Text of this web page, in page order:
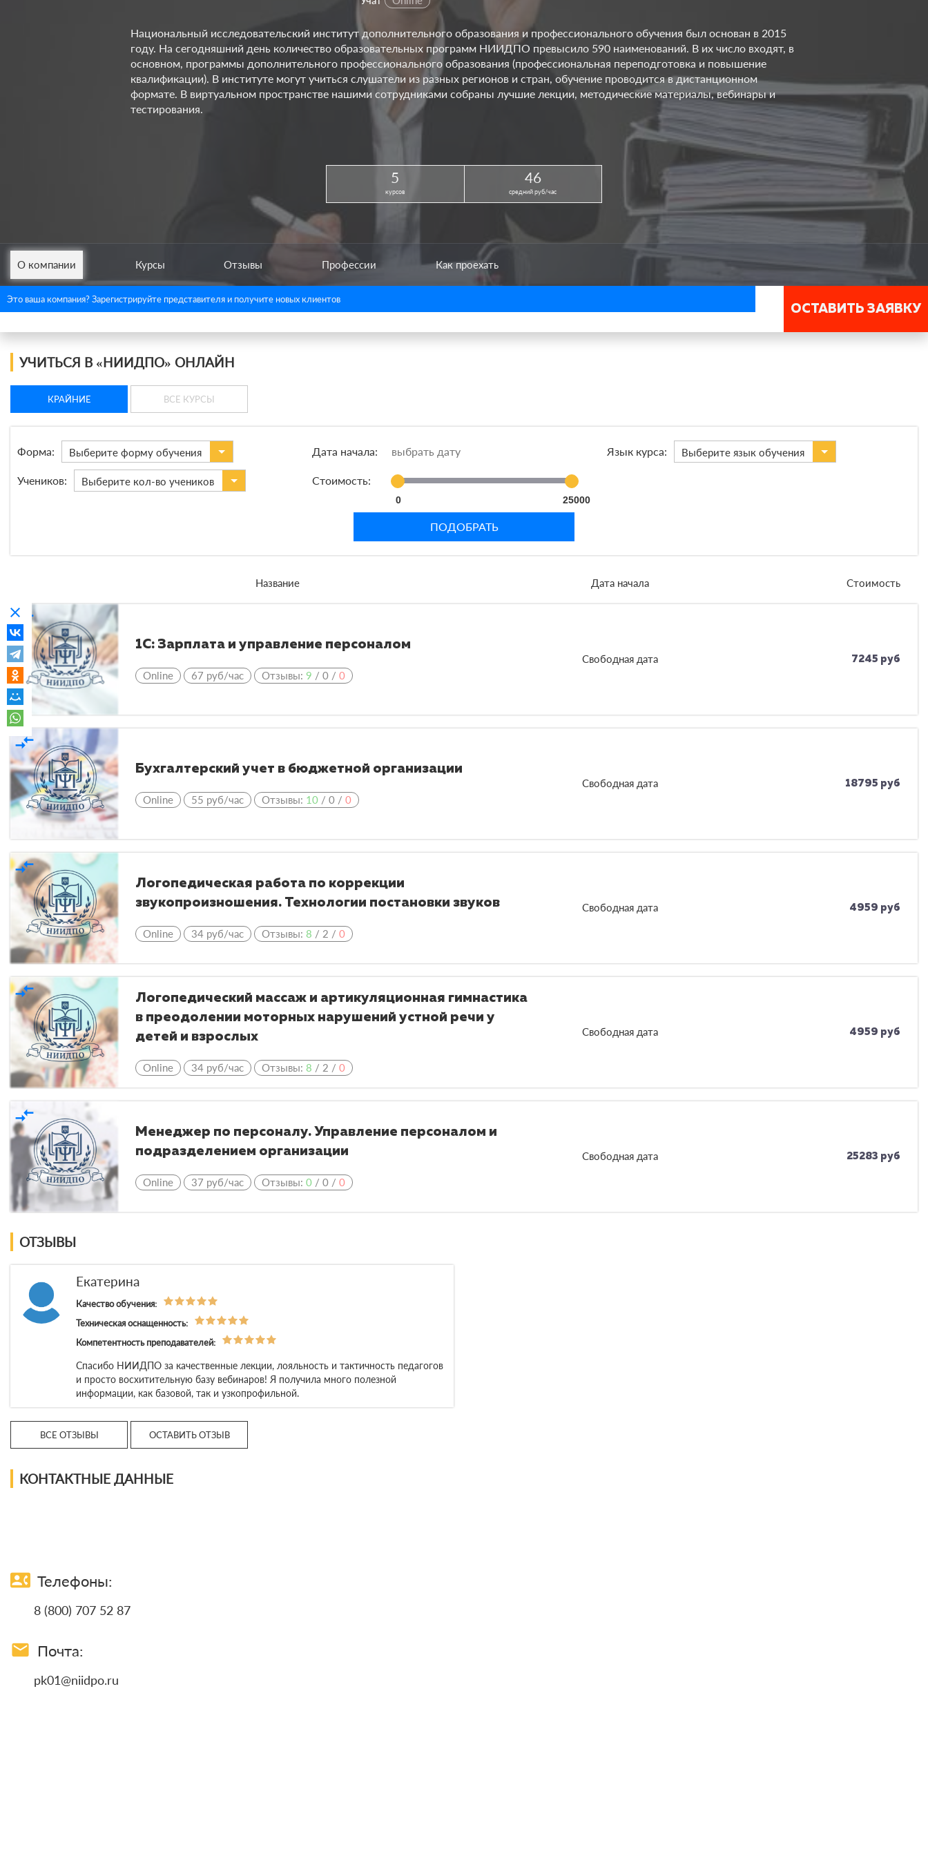
clear
Национальный исследовательский институт дополнительного образования и профессионального обучения был основан в 2015
году. На сегодняшний день количество образовательных программ НИИДПО превысило 590 наименований. В их число входят, в
основном, программы дополнительного профессионального образования (профессиональная переподготовка и повышение
квалификации). В институте могут учиться слушатели из разных регионов и стран, обучение проводится в дистанционном
формате. В виртуальном пространстве нашими сотрудниками собраны лучшие лекции, методические материалы, вебинары и
тестирования.
5
курсов
46
средний руб/час
О компании Курсы Отзывы Профессии Как проехать
УЧИТЬСЯ В «НИИДПО» ОНЛАЙН
КРАЙНИЕ ВСЕ КУРСЫ
Форма: Выберите форму обучения Дата начала: Язык курса: Выберите язык обучения
Учеников: Выберите кол-во учеников Стоимость:
0 25000
ПОДОБРАТЬ
Название Дата начала Стоимость
compare_arrows
1С: Зарплата и управление персоналом
Online 67 руб/час Отзывы: 9 / 0 / 0
Свободная дата 7245 руб
compare_arrows
Бухгалтерский учет в бюджетной организации
Online 55 руб/час Отзывы: 10 / 0 / 0
Свободная дата 18795 руб
compare_arrows
Логопедическая работа по коррекции
звукопроизношения. Технологии постановки звуков
Online 34 руб/час Отзывы: 8 / 2 / 0
Свободная дата 4959 руб
compare_arrows
Логопедический массаж и артикуляционная гимнастика
в преодолении моторных нарушений устной речи у
детей и взрослых
Online 34 руб/час Отзывы: 8 / 2 / 0
Свободная дата 4959 руб
compare_arrows
Менеджер по персоналу. Управление персоналом и
подразделением организации
Online 37 руб/час Отзывы: 0 / 0 / 0
Свободная дата 25283 руб
ОТЗЫВЫ
Екатерина
Качество обучения:
Техническая оснащенность:
Компетентность преподавателей:
Спасибо НИИДПО за качественные лекции, лояльность и тактичность педагогов
и просто восхитительную базу вебинаров! Я получила много полезной
информации, как базовой, так и узкопрофильной.
ВСЕ ОТЗЫВЫ ОСТАВИТЬ ОТЗЫВ
КОНТАКТНЫЕ ДАННЫЕ
contact_phone Телефоны:
8 (800) 707 52 87
email Почта:
pk01@niidpo.ru
ОСТАВИТЬ ЗАЯВКУ
Это ваша компания? Зарегистрируйте представителя и получите новых клиентов